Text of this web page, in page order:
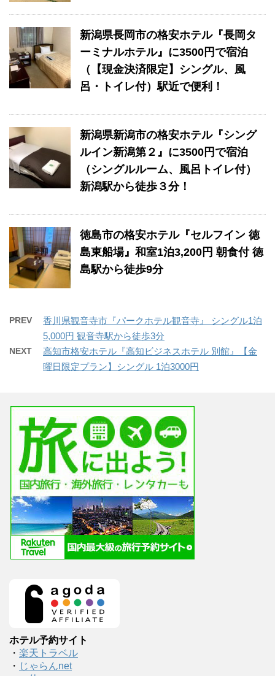
新潟県長岡市の格安ホテル『長岡タ
ーミナルホテル』に3500円で宿泊
（【現金決済限定】シングル、風
呂・トイレ付）駅近で便利！
新潟県新潟市の格安ホテル『シング
ルイン新潟第２』に3500円で宿泊
（シングルルーム、風呂トイレ付）
新潟駅から徒歩３分！
徳島市の格安ホテル『セルフイン 徳
島東船場』和室1泊3,200円 朝食付 徳
島駅から徒歩9分
PREV
香川県観音寺市『パークホテル観音寺』 シングル1泊
5,000円 観音寺駅から徒歩3分
NEXT
高知市格安ホテル『高知ビジネスホテル 別館』【金
曜日限定プラン】シングル 1泊3000円
ホテル予約サイト
・ 楽天トラベル
・ じゃらんnet